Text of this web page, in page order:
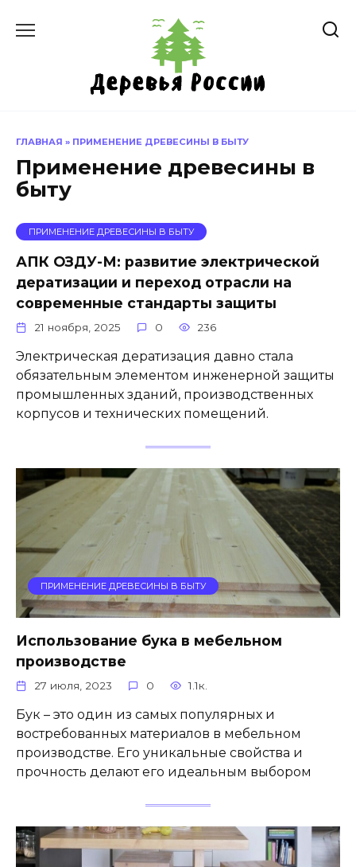
ГЛАВНАЯ » ПРИМЕНЕНИЕ ДРЕВЕСИНЫ В БЫТУ
Применение древесины в
быту
ПРИМЕНЕНИЕ ДРЕВЕСИНЫ В БЫТУ
АПК ОЗДУ-М: развитие электрической
дератизации и переход отрасли на
современные стандарты защиты
21 ноября, 2025 0 236
Электрическая дератизация давно стала
обязательным элементом инженерной защиты
промышленных зданий, производственных
корпусов и технических помещений.
ПРИМЕНЕНИЕ ДРЕВЕСИНЫ В БЫТУ
Использование бука в мебельном
производстве
27 июля, 2023 0 1.1к.
Бук – это один из самых популярных и
востребованных материалов в мебельном
производстве. Его уникальные свойства и
прочность делают его идеальным выбором